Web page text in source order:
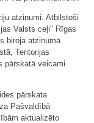
atzinumi. Atbilstoši
Valsts ceļi" Rīgas
biroja atzinumā
Teritorijas
pārskatā veicami
pārskata
Pašvaldībā
aktualizēto